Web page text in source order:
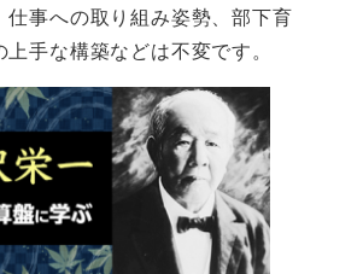
仕事への取り組み姿勢、部下育
手な構築などは不変です。